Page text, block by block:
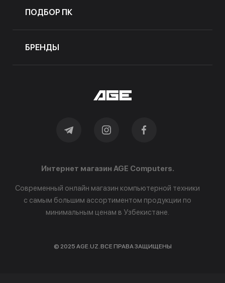
ПОДБОР ПК
БРЕНДЫ
Интернет магазин AGE Computers.
Современный онлайн магазин компьютерной техники
с самым большим ассортиментом продукции по
минимальным ценам в Узбекистане.
© 2025 AGE.UZ. ВСЕ ПРАВА ЗАЩИЩЕНЫ